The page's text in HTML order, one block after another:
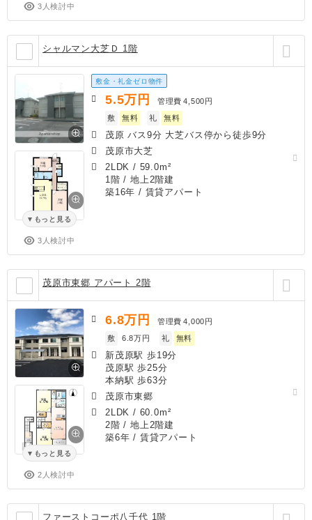
3人検討中
シャルマン大芝Ｄ 1階
もっと見る
3人検討中
敷金・礼金ゼロ物件
5.5万円 管理費 4,500円
敷
無料 礼 無料
茂原 バス9分 大芝バス停から徒歩9分
茂原市大芝
2LDK / 59.0m²
1階 / 地上2階建
築16年 / 賃貸アパート
茂原市東郷 アパート 2階
もっと見る
2人検討中
6.8万円 管理費 4,000円
敷
6.8万円 礼 無料
新茂原駅 歩19分
茂原駅 歩25分
本納駅 歩63分
茂原市東郷
2LDK / 60.0m²
2階 / 地上2階建
築6年 / 賃貸アパート
ファーストコーポ八千代 1階